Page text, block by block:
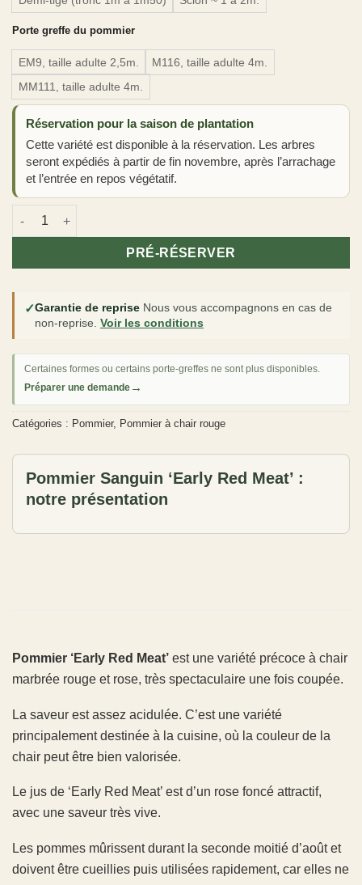
Porte greffe du pommier
EM9, taille adulte 2,5m.
M116, taille adulte 4m.
MM111, taille adulte 4m.
Réservation pour la saison de plantation
Cette variété est disponible à la réservation. Les arbres
seront expédiés à partir de fin novembre, après l’arrachage
et l’entrée en repos végétatif.
quantité de Pommier Sanguin 'Early Red Meat'
PRÉ-RÉSERVER
✓Garantie de reprise Nous vous accompagnons en cas de
non-reprise. Voir les conditions
Certaines formes ou certains porte-greffes ne sont plus disponibles.
Préparer une demande →
Catégories : Pommier, Pommier à chair rouge
Pommier Sanguin ‘Early Red Meat’ :
notre présentation
Pommier ‘Early Red Meat’ est une variété précoce à chair
marbrée rouge et rose, très spectaculaire une fois coupée.
La saveur est assez acidulée. C’est une variété
principalement destinée à la cuisine, où la couleur de la
chair peut être bien valorisée.
Le jus de ‘Early Red Meat’ est d’un rose foncé attractif,
avec une saveur très vive.
Les pommes mûrissent durant la seconde moitié d’août et
doivent être cueillies puis utilisées rapidement, car elles ne